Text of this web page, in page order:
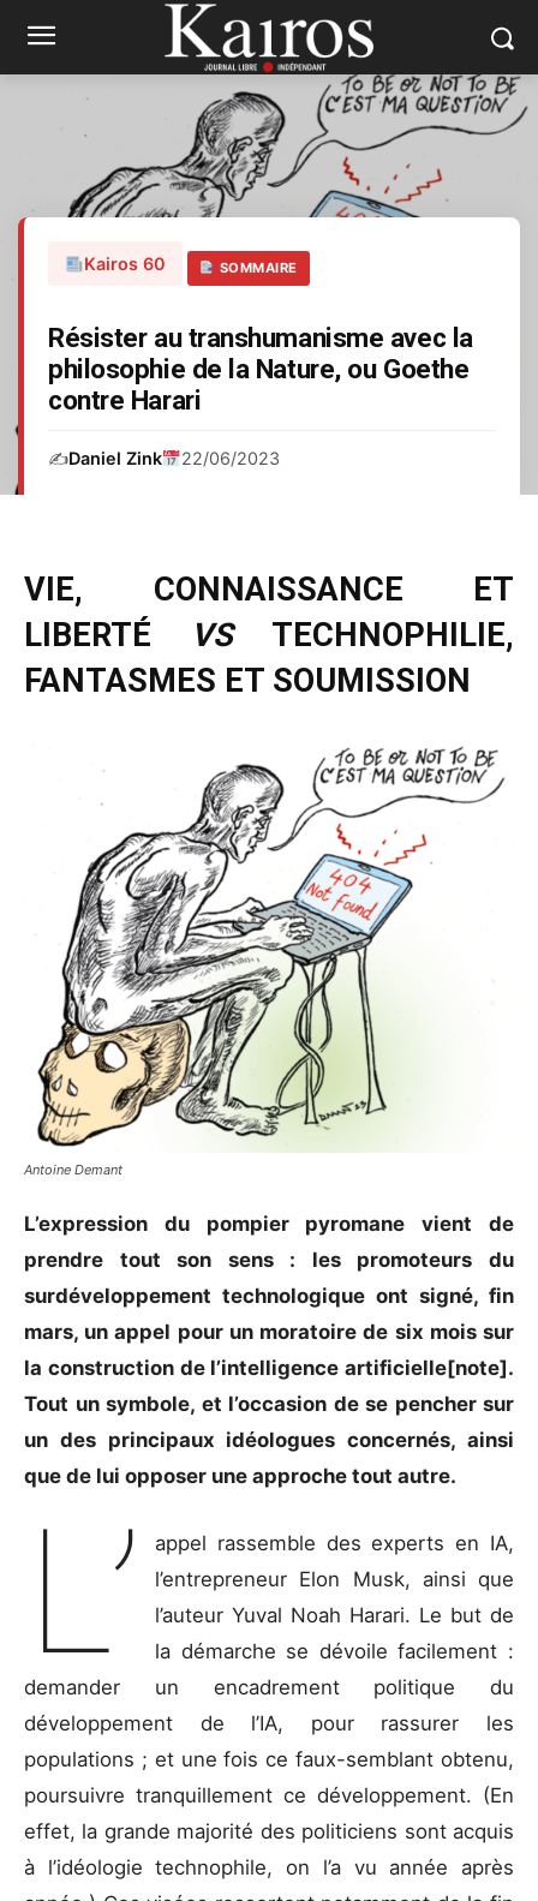
Kairos 60 SOMMAIRE
Résister au transhumanisme avec la
philosophie de la Nature, ou Goethe
contre Harari
✍️Daniel Zink 22/06/2023
VIE, CONNAISSANCE ET
LIBERTÉ
VS TECHNOPHILIE,
FANTASMES ET SOUMISSION
Antoine Demant
L’expression du pompier pyromane vient de
prendre tout son sens : les promoteurs du
surdéveloppement technologique ont signé, fin
mars, un appel pour un moratoire de six mois sur
la construction de l’intelligence artificielle[note].
Tout un symbole, et l’occasion de se pencher sur
un des principaux idéologues concernés, ainsi
que de lui opposer une approche tout autre.
L’
appel rassemble des experts en IA,
l’entrepreneur Elon Musk, ainsi que
l’auteur Yuval Noah Harari. Le but de
la démarche se dévoile facilement :
demander un encadrement politique du
développement de l’IA, pour rassurer les
populations ; et une fois ce faux-semblant obtenu,
poursuivre tranquillement ce développement. (En
effet, la grande majorité des politiciens sont acquis
à l’idéologie technophile, on l’a vu année après